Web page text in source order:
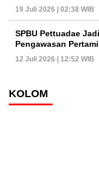
19 Juli 2026 | 02:38 WIB
SPBU Pettuadae
Pengawasan
12 Juli 2026 | 12:52 WIB
KOLOM